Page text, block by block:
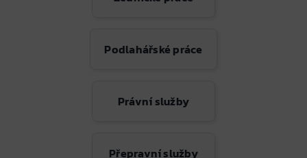
Podlahářské práce
Právní služby
Přepravní služby